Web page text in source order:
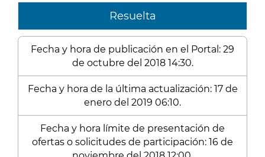
Resuelta
Fecha y hora de publicación en el Portal: 29
de octubre del 2018 14:30.
Fecha y hora de la última actualización: 17 de
enero del 2019 06:10.
Fecha y hora límite de presentación de
ofertas o solicitudes de participación: 16 de